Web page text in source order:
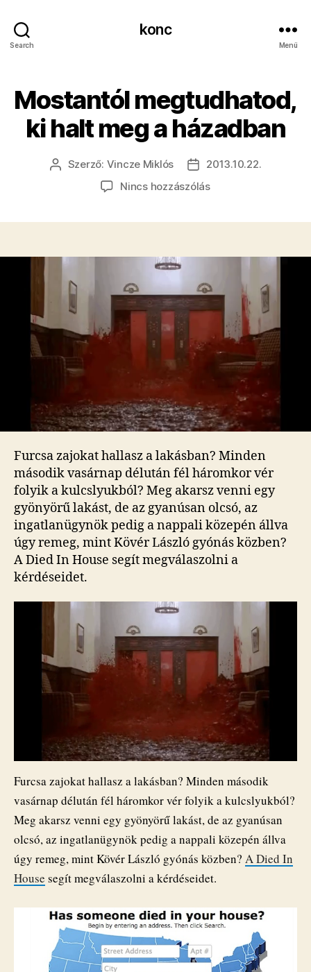
Search
konc
Menü
Mostantól megtudhatod,
ki halt meg a házadban
Bejegyzés
Szerző: Vincze Miklós
Bejegyzés
dátuma
2013.10.22.
Nincs hozzászólása(z)
házadban
bejegyzéshez
Furcsa zajokat hallasz a lakásban? Minden
második vasárnap délután fél háromkor vér
folyik a kulcslyukból? Meg akarsz venni egy
gyönyörű lakást, de az gyanúsan olcsó, az
ingatlanügynök pedig a nappali közepén állva
úgy remeg, mint Kövér László gyónás közben?
A Died In House segít megválaszolni a
kérdéseidet.
Furcsa zajokat hallasz a lakásban? Minden második
vasárnap délután fél háromkor vér folyik a kulcslyukból?
Meg akarsz venni egy gyönyörű lakást, de az gyanúsan
olcsó, az ingatlanügynök pedig a nappali közepén állva
úgy remeg, mint Kövér László gyónás közben? A Died In
House segít megválaszolni a kérdéseidet.